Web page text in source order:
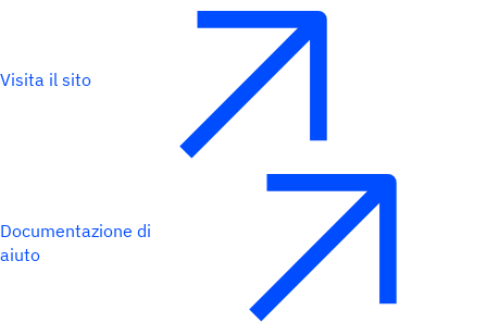
Visita il sito
Documentazione di
aiuto